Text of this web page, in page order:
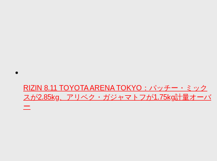
RIZIN 8.11 TOYOTA ARENA TOKYO：パッチー・ミック
スが2.85kg、アリベク・ガジャマトフが1.75kg計量オーバ
ー